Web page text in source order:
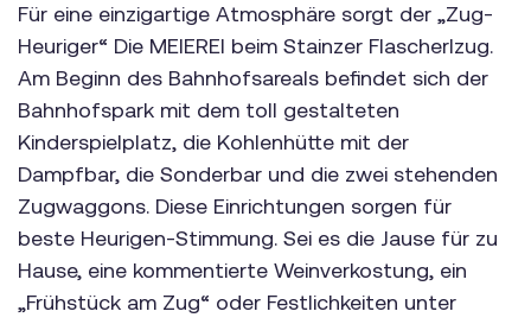
Für eine einzigartige Atmosphäre sorgt der „Zug-
Heuriger“ Die MEIEREI beim Stainzer Flascherlzug.
Am Beginn des Bahnhofsareals befindet sich der
Bahnhofspark mit dem toll gestalteten
Kinderspielplatz, die Kohlenhütte mit der
Dampfbar, die Sonderbar und die zwei stehenden
Zugwaggons. Diese Einrichtungen sorgen für
beste Heurigen-Stimmung. Sei es die Jause für zu
Hause, eine kommentierte Weinverkostung, ein
„Frühstück am Zug“ oder Festlichkeiten unter